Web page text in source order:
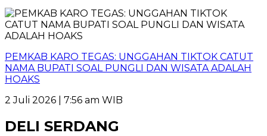
PEMKAB KARO TEGAS: UNGGAHAN TIKTOK CATUT
NAMA BUPATI SOAL PUNGLI DAN WISATA ADALAH
HOAKS
2 Juli 2026 | 7:56 am WIB
DELI SERDANG